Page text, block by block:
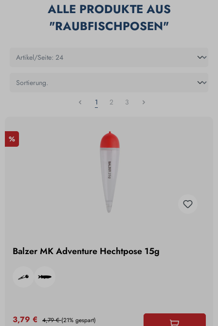
ALLE PRODUKTE AUS
"RAUBFISCHPOSEN"
1 2 3
%
Balzer MK Adventure Hechtpose 15g
3,79 € 4,79 €(21% gespart)